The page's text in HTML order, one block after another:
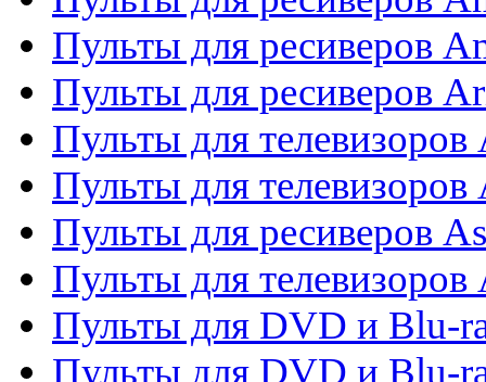
Пульты для ресиверов
Пульты для ресиверов
Пульты для
Пульты для телевизоров
Пульты для ресиверов
Пульты для телевизоров
Пульты для DVD и Blu-
Пульты для DVD и Blu-